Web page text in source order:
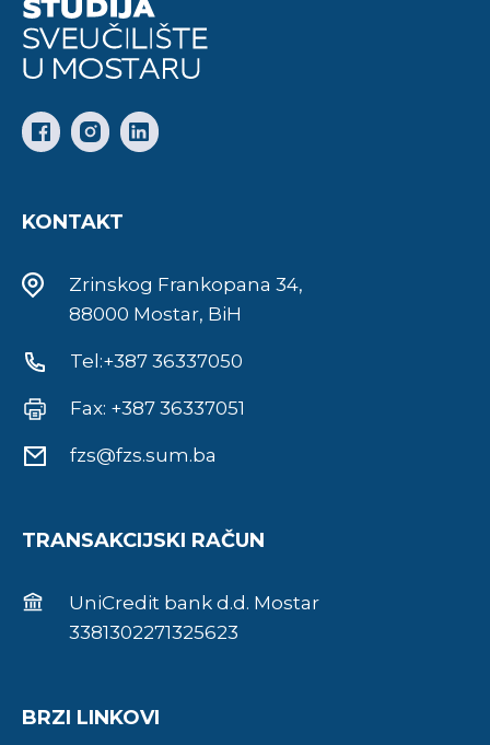
KONTAKT
Zrinskog Frankopana 34,
88000 Mostar, BiH
Tel:+387 36337050
Fax: +387 36337051
fzs@fzs.sum.ba
TRANSAKCIJSKI RAČUN
UniCredit bank d.d. Mostar
3381302271325623
BRZI LINKOVI